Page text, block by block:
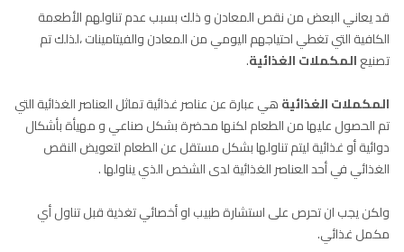
قد يعاني البعض من نقص المعادن و ذلك بسبب عدم تناولهم الأطعمة
الكافية التي تغطي احتياجهم اليومي من المعادن والفيتامينات ،لذلك تم
تصنيعالمكملات الغذائية.
المكملات الغذائيةهي عبارة عن عناصر غذائية تماثل العناصر الغذائية التي
تم الحصول عليها من الطعام لكنها محضرة بشكل صناعي و مهيأة بأشكال
دوائية أو غذائية ليتم تناولها بشكل مستقل عن الطعام لتعويض النقص
الغذائي في أحد العناصر الغذائية لدى الشخص الذي يناولها .
ولكن يجب ان تحرص على استشارة طبيب او أخصائي تغذية قبل تناول أي
مكمل غذائي.